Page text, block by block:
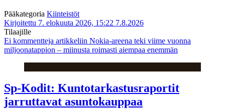
Pääkategoria Kiinteistöt
Kirjoitettu 7. elokuuta 2026, 15:22 7.8.2026
Tilaajille
Ei kommentteja artikkeliin Nokia-areena teki viime vuonna
miljoonatappion – miinusta roimasti aiempaa enemmän
Sp-Kodit: Kuntotarkastusraportit
jarruttavat asuntokauppaa